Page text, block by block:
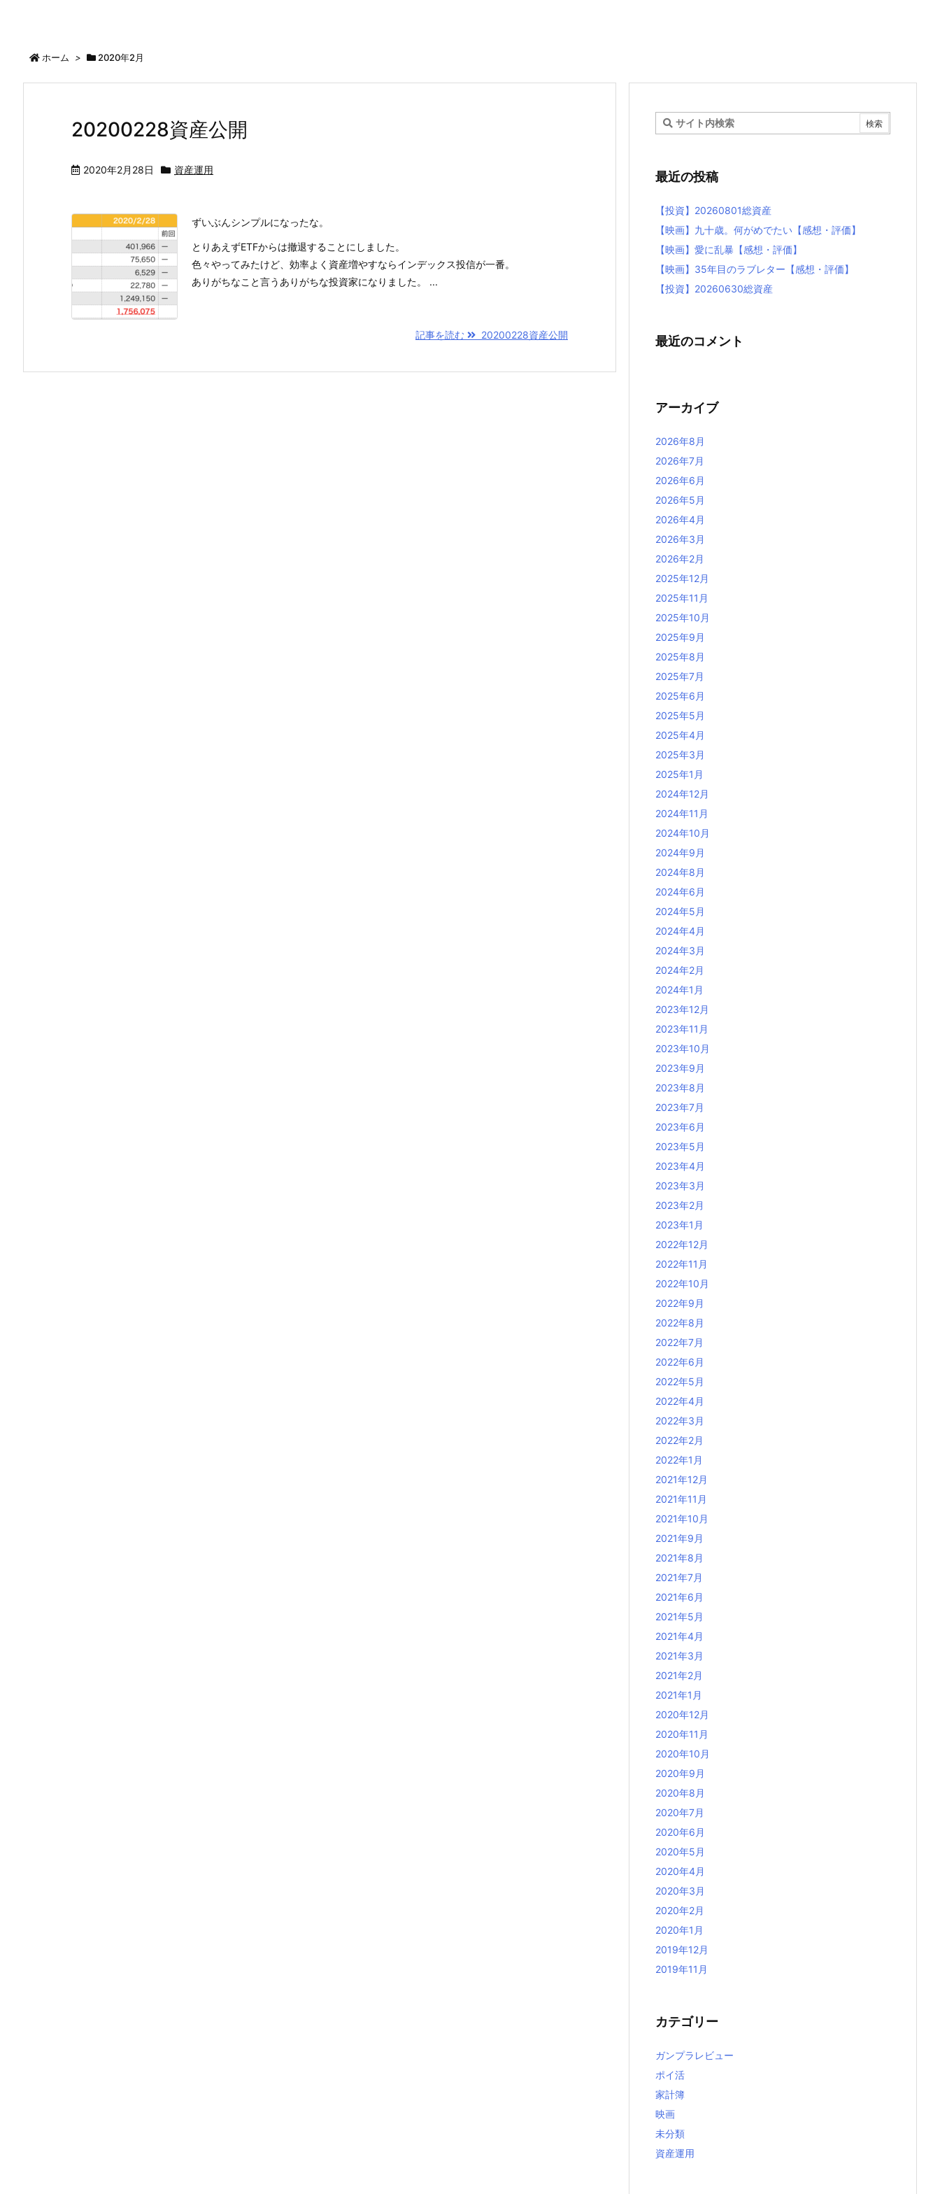
ホーム > 2020年2月
20200228資産公開
2020年2月28日 資産運用
ずいぶんシンプルになったな。
とりあえずETFからは撤退することにしました。
色々やってみたけど、効率よく資産増やすならインデックス投信が一番。
ありがちなこと言うありがちな投資家になりました。 ...
記事を読む 20200228資産公開
最近の投稿
【投資】20260801総資産
【映画】九十歳。何がめでたい【感想・評価】
【映画】愛に乱暴【感想・評価】
【映画】35年目のラブレター【感想・評価】
【投資】20260630総資産
最近のコメント
アーカイブ
2026年8月
2026年7月
2026年6月
2026年5月
2026年4月
2026年3月
2026年2月
2025年12月
2025年11月
2025年10月
2025年9月
2025年8月
2025年7月
2025年6月
2025年5月
2025年4月
2025年3月
2025年1月
2024年12月
2024年11月
2024年10月
2024年9月
2024年8月
2024年6月
2024年5月
2024年4月
2024年3月
2024年2月
2024年1月
2023年12月
2023年11月
2023年10月
2023年9月
2023年8月
2023年7月
2023年6月
2023年5月
2023年4月
2023年3月
2023年2月
2023年1月
2022年12月
2022年11月
2022年10月
2022年9月
2022年8月
2022年7月
2022年6月
2022年5月
2022年4月
2022年3月
2022年2月
2022年1月
2021年12月
2021年11月
2021年10月
2021年9月
2021年8月
2021年7月
2021年6月
2021年5月
2021年4月
2021年3月
2021年2月
2021年1月
2020年12月
2020年11月
2020年10月
2020年9月
2020年8月
2020年7月
2020年6月
2020年5月
2020年4月
2020年3月
2020年2月
2020年1月
2019年12月
2019年11月
カテゴリー
ガンプラレビュー
ポイ活
家計簿
映画
未分類
資産運用